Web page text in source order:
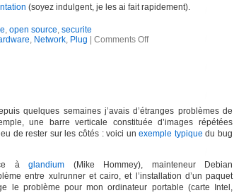
(soyez indulgent, je les ai fait rapidement).
, open source, securite
, Network, Plug Comments Off
quelques semaines j’avais d’étranges problèmes de
une barre verticale constituée d’images répétées
de rester sur les côtés : voici unexemple typique du bug
àglandium (Mike Hommey), mainteneur Debian
entre xulrunner et cairo, et l’installation d’un paquet
le problème pour mon ordinateur portable (carte Intel,